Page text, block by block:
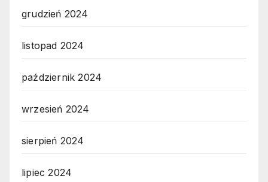
grudzień 2024
listopad 2024
październik 2024
wrzesień 2024
sierpień 2024
lipiec 2024